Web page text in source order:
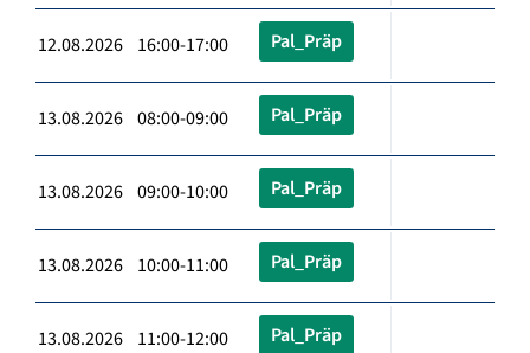
12.08.2026 16:00-17:00 Pal_Präp
13.08.2026 08:00-09:00 Pal_Präp
13.08.2026 09:00-10:00 Pal_Präp
13.08.2026 10:00-11:00 Pal_Präp
13.08.2026 11:00-12:00 Pal_Präp